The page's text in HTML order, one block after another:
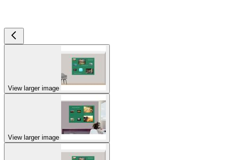
View larger image
View larger image